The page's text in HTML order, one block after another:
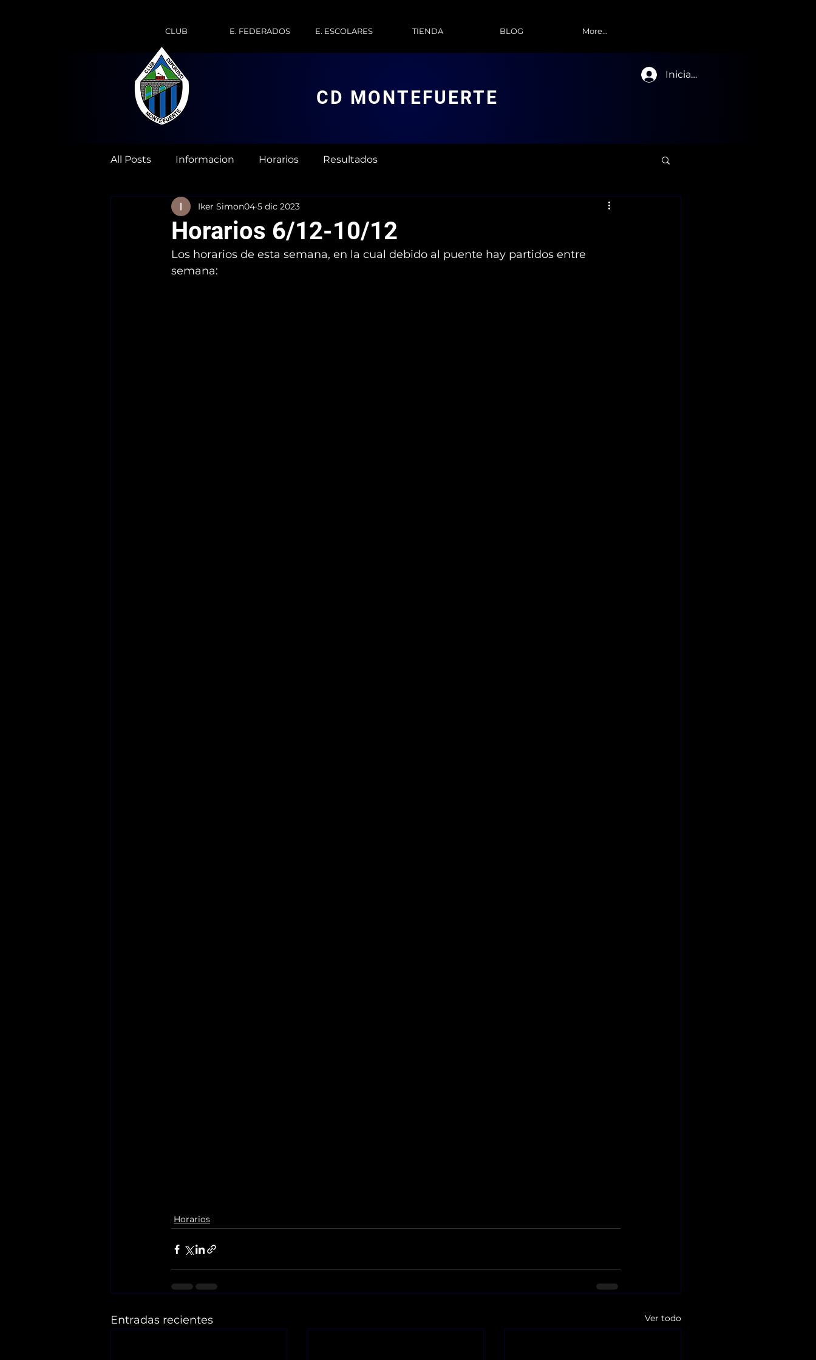
CLUB E. FEDERADOS E. ESCOLARES TIENDA BLOG More...
CD MONTEFUERTE
Iniciar sesión
All Posts Informacion Horarios Resultados
Horarios 6/12-10/12
Iker Simon04 5 dic 2023
Los horarios de esta semana, en la cual debido al puente hay partidos entre
semana:
Horarios
Entradas recientes Ver todo